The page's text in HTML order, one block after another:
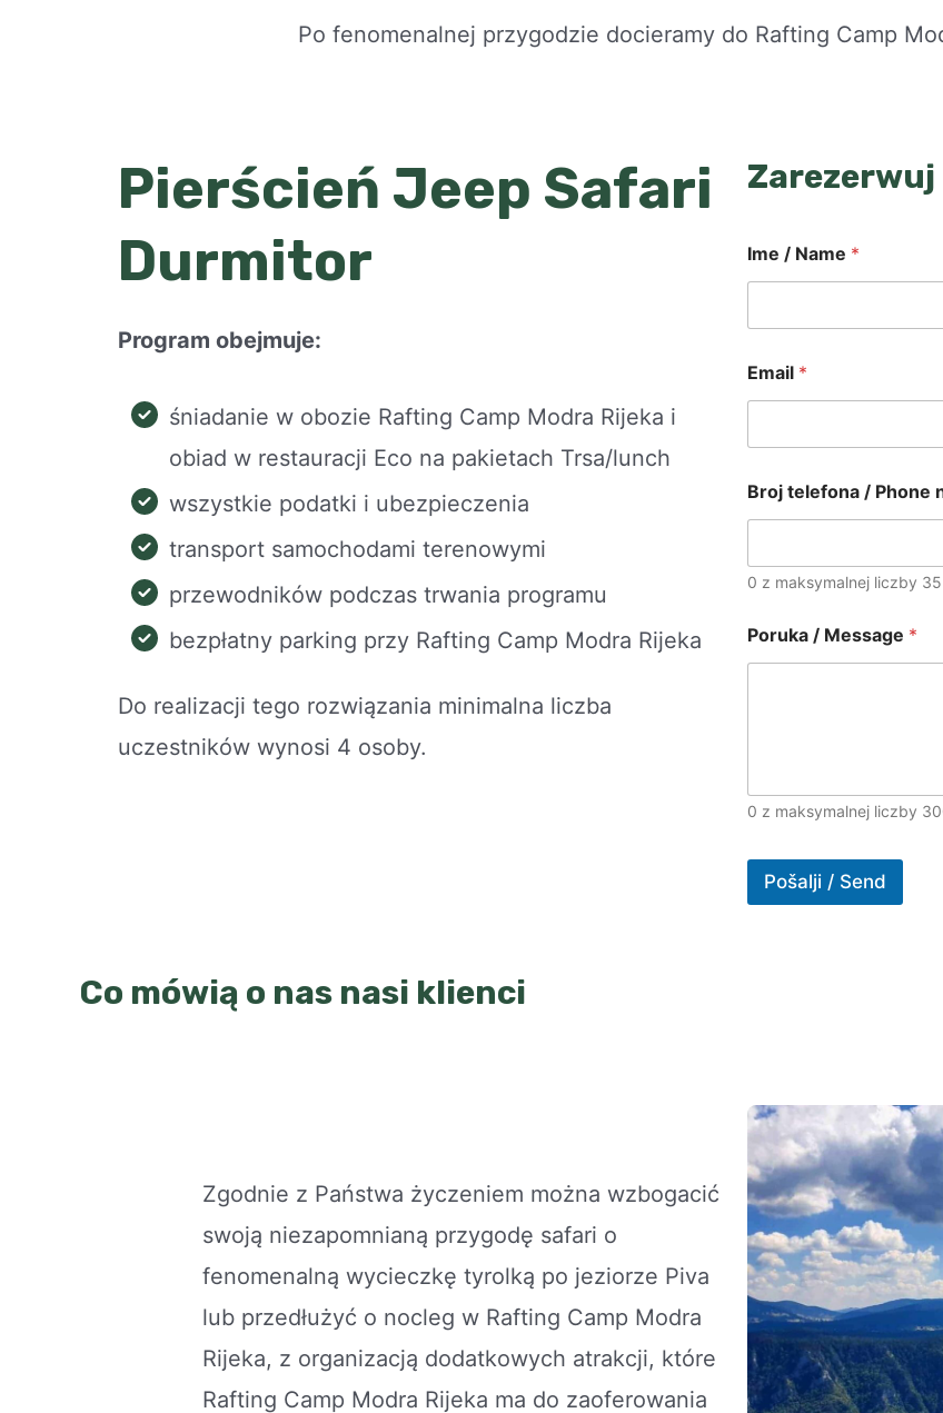
Po fenomenalnej przygodzie docieramy do Rafting Camp
Pierścień Jeep Safari
Durmitor
Program obejmuje:
śniadanie w obozie Rafting Camp Modra Rijeka i
obiad w restauracji Eco na pakietach Trsa/lunch
wszystkie podatki i ubezpieczenia
transport samochodami terenowymi
przewodników podczas trwania programu
bezpłatny parking przy Rafting Camp Modra Rijeka
Do realizacji tego rozwiązania minimalna liczba
uczestników wynosi 4 osoby.
Zarezerwuj
Ime / Name *
Email *
Broj telefona / Phone
0 z maksymalnej liczby
Poruka / Message *
0 z maksymalnej liczby
Pošalji / Send
Co mówią o nas nasi klienci
Zgodnie z Państwa życzeniem można wzbogacić
swoją niezapomnianą przygodę safari o
fenomenalną wycieczkę tyrolką po jeziorze Piva
lub przedłużyć o nocleg w Rafting Camp Modra
Rijeka, z organizacją dodatkowych atrakcji, które
Rafting Camp Modra Rijeka ma do zaoferowania